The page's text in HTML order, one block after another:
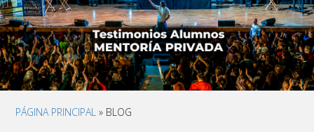
PÁGINA PRINCIPAL » BLOG